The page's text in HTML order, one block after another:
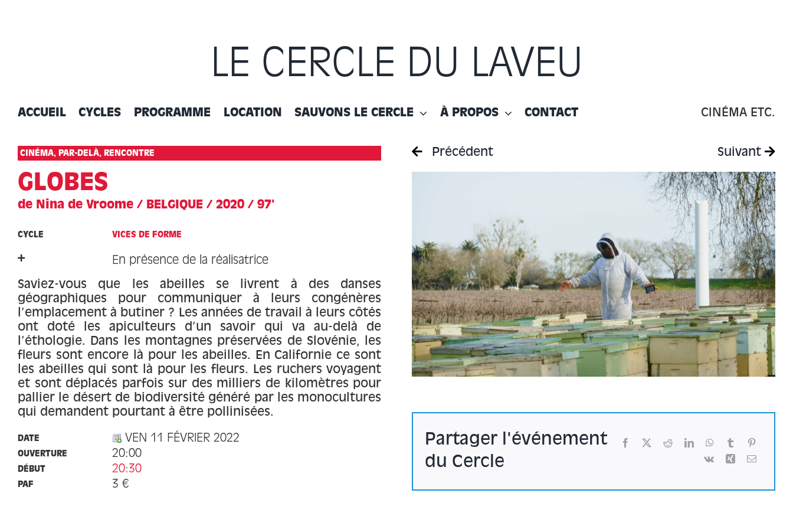
LE CERCLE DU LAVEU
ACCUEIL CYCLES PROGRAMME LOCATION SAUVONS LE CERCLE À PROPOS CONTACT CINÉMA ETC.
CINÉMA, PAR-DELÀ, RENCONTRE
GLOBES
de Nina de Vroome / BELGIQUE / 2020 / 97'
CYCLE VICES DE FORME
En présence de la réalisatrice
Saviez-vous que les abeilles se livrent à des danses
géographiques pour communiquer à leurs congénères
l’emplacement à butiner ? Les années de travail à leurs côtés
ont doté les apiculteurs d’un savoir qui va au-delà de
l’éthologie. Dans les montagnes préservées de Slovénie, les
fleurs sont encore là pour les abeilles. En Californie ce sont
les abeilles qui sont là pour les fleurs. Les ruchers voyagent
et sont déplacés parfois sur des milliers de kilomètres pour
pallier le désert de biodiversité généré par les monocultures
qui demandent pourtant à être pollinisées.
DATE VEN 11 FÉVRIER 2022
OUVERTURE 20:00
DÉBUT 20:30
PAF 3 €
Précédent Suivant
Partager l'événement
du Cercle